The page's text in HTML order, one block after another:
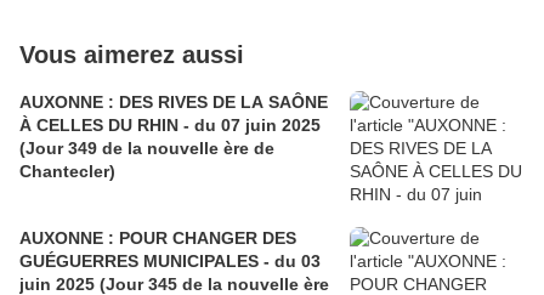
Vous aimerez aussi
AUXONNE : DES RIVES DE LA SAÔNE
À CELLES DU RHIN - du 07 juin 2025
(Jour 349 de la nouvelle ère de
Chantecler)
AUXONNE : POUR CHANGER DES
GUÉGUERRES MUNICIPALES - du 03
juin 2025 (Jour 345 de la nouvelle ère